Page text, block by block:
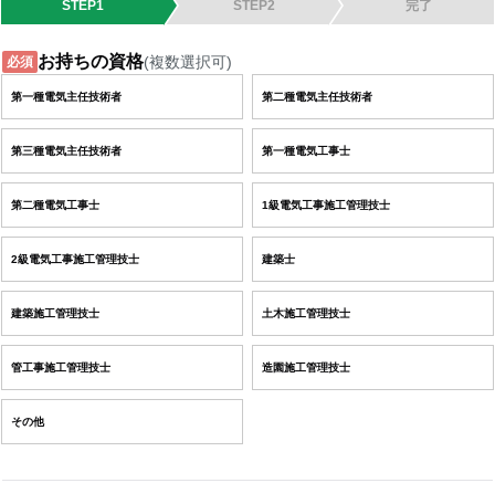
STEP1 STEP2 完了
必須 お持ちの資格(複数選択可)
第一種電気主任技術者 第二種電気主任技術者
第三種電気主任技術者 第一種電気工事士
第二種電気工事士 1級電気工事施工管理技士
2級電気工事施工管理技士 建築士
建築施工管理技士 土木施工管理技士
管工事施工管理技士 造園施工管理技士
その他